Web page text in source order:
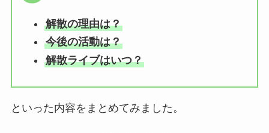
解散の理由は？
今後の活動は？
解散ライブはいつ？
といった内容をまとめてみました。